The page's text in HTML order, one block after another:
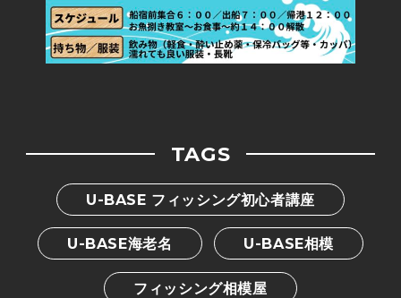
TAGS
U-BASE フィッシング初心者講座
U-BASE海老名 U-BASE相模
フィッシング相模屋